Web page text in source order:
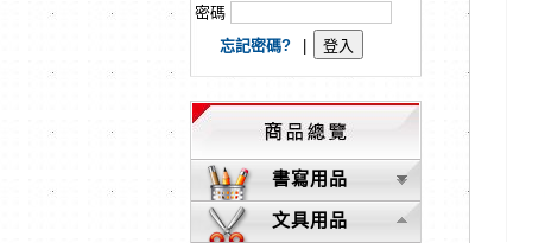
密碼
忘記密碼?
書寫用品
文具用品